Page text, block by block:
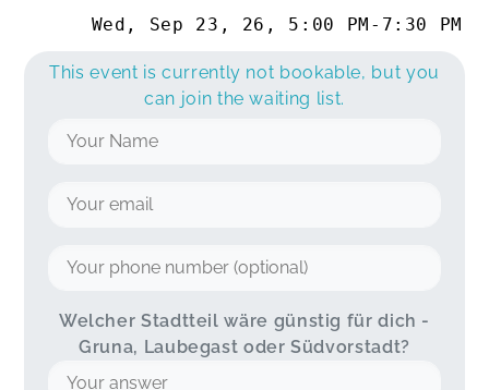
Wed, Sep 23, 26 , 5:00 PM - 7:30 PM
This event is currently not bookable, but you
can join the waiting list.
Welcher Stadtteil wäre günstig für dich -
Gruna, Laubegast oder Südvorstadt?